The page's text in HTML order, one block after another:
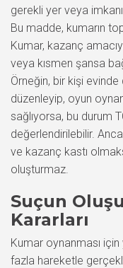
gerekli yer veya
Bu madde, kumarın
Kumar, kazanç
veya kısmen şansa
Örneğin, bir kişi
düzenleyip, oyun
sağlıyorsa, bu durum
değerlendirilebilir.
ve kazanç kastı
oluşturmaz.
Suçun
Kararları
Kumar oynanması
fazla hareketle